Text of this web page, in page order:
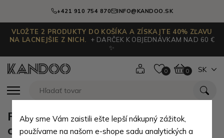
+421 910 754 870 INFO@KANDOO.SK
VLOŽTE 2 PRODUKTY DO KOŠÍKA A ZÍSKAJTE 40% ZĽAVU
NA LACNEJŠIE Z NICH.
+ DARČEK K OBJEDNÁVKAM NAD 60 €
✨
0 0 SK
Farebná pánska praktická
crossbody taška Marshiel
Aby sme Vám zaistili ešte lepší nákupný zážitok,
používame na našom e-shope sadu analytických a